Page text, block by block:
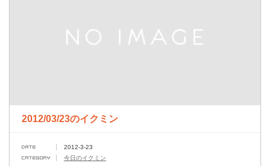
2012/03/23のイクミン
2012-3-23
今日のイクミン